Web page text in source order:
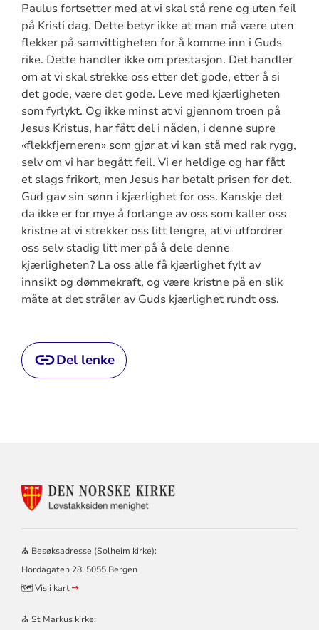
Paulus fortsetter med at vi skal stå rene og uten feil
på Kristi dag. Dette betyr ikke at man må være uten
flekker på samvittigheten for å komme inn i Guds
rike. Dette handler ikke om prestasjon. Det handler
om at vi skal strekke oss etter det gode, etter å si
det gode, være det gode. Leve med kjærligheten
som fyrlykt. Og ikke minst at vi gjennom troen på
Jesus Kristus, har fått del i nåden, i denne supre
«flekkfjerneren» som gjør at vi kan stå med rak rygg,
selv om vi har begått feil. Vi er heldige og har fått
et slags frikort, men Jesus har betalt prisen for det.
Gud gav sin sønn i kjærlighet for oss. Kanskje det
da ikke er for mye å forlange av oss som kaller oss
kristne at vi strekker oss litt lengre, at vi utfordrer
oss selv stadig litt mer på å dele denne
kjærligheten? La oss alle få kjærlighet fylt av
innsikt og dømmekraft, og være kristne på en slik
måte at det stråler av Guds kjærlighet rundt oss.
Del lenke
⛪ Besøksadresse (Solheim kirke):
Hordagaten 28, 5055 Bergen
🗺️ Vis i kart
⛪ St Markus kirke: